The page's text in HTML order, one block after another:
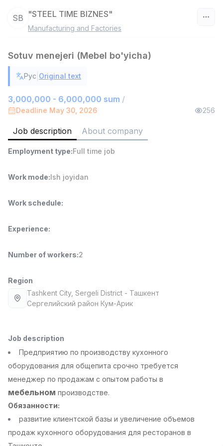
6,000,000 - 15,000,000 sum
Ish joyidan
Warehouse Assistant
4,280,000 sum/
Full time job
Ish joyidan
Delivery
Full time job
Pharmacist
NAVBAHOR APTEKA
Full time job
Ish joyidan
NAFF
Negotiable
LION_ESTATE
Full time job
Ish joyidan
Administrator
New
SB "STEEL TIME BIZNES"
Manufacturing and Factories
Sotuv menejeri (Mebel bo'yicha)
Рус Original text
3,000,000 - 6,000,000 sum /
Deadline May 30, 2026 256
Job description About company
Employment type:Full time job
Work mode:Ish joyidan
Work schedule:
Experience:
Number of workers:2
Region
Tashkent City, Sergeli District - Ташкент
Сергелийский район Кум-Арик
Job description
Предприятию по производству кухонного
оборудования для общепита срочно требуется
менеджер по продажам с опытом работы в
мебельном производстве.
Обязанности:
развитие клиентской базы и увеличение объемов
продаж кухонного оборудования для ресторанов в
Vacancies Job categories Companies Profile